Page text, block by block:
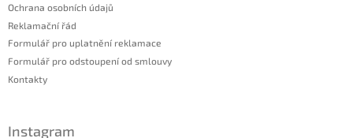
Ochrana osobních údajů
Reklamační řád
Formulář pro uplatnění reklamace
Formulář pro odstoupení od smlouvy
Kontakty
Instagram